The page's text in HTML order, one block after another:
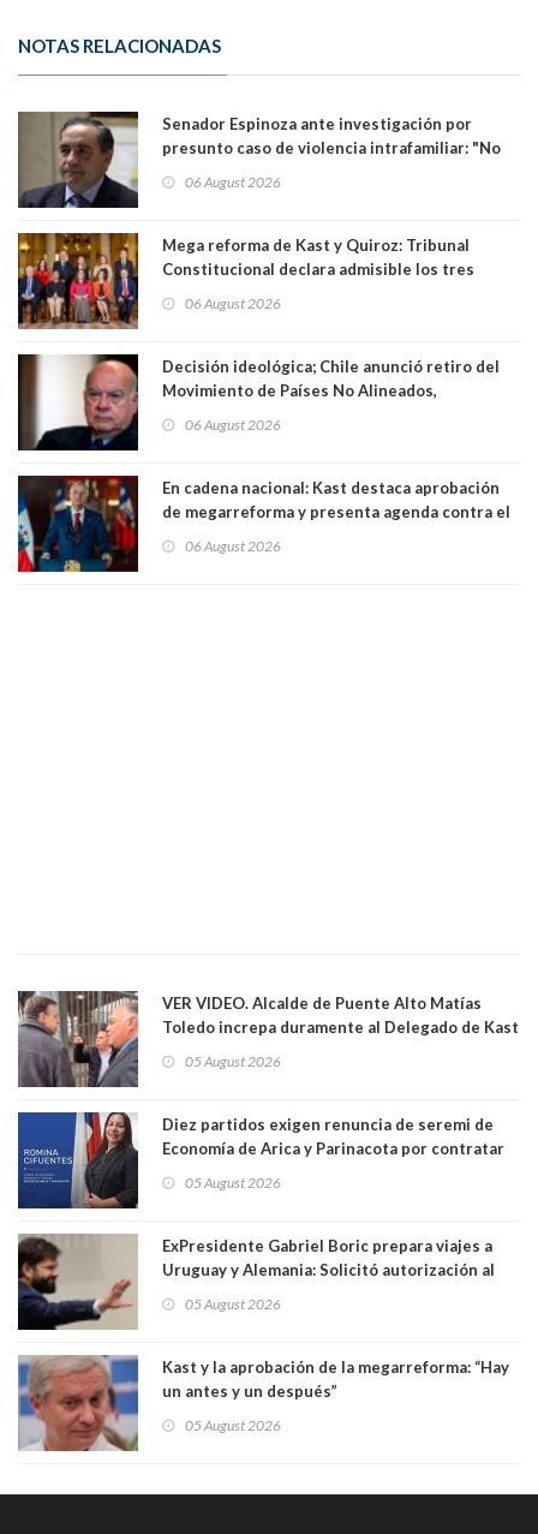
NOTAS RELACIONADAS
Senador Espinoza ante investigación por
presunto caso de violencia intrafamiliar: "No
antecedentes a Tribunal Supremo
06 August 2026
Mega reforma de Kast y Quiroz: Tribunal
Constitucional declara admisible los tres
06 August 2026
Decisión ideológica; Chile anunció retiro del
Movimiento de Países No Alineados,
1971. Excanciller Insulza lamentó decisión
06 August 2026
En cadena nacional: Kast destaca aprobación
de megarreforma y presenta agenda contra el
06 August 2026
VER VIDEO. Alcalde de Puente Alto Matías
Toledo increpa duramente al Delegado de Kast
delegado nuevamente arrancando"
05 August 2026
Diez partidos exigen renuncia de seremi de
Economía de Arica y Parinacota por contratar
una militante de RN, detenida con 47 kilos de
05 August 2026
ExPresidente Gabriel Boric prepara viajes a
Uruguay y Alemania: Solicitó autorización al
05 August 2026
Kast y la aprobación de la megarreforma: “Hay
un antes y un después”
05 August 2026